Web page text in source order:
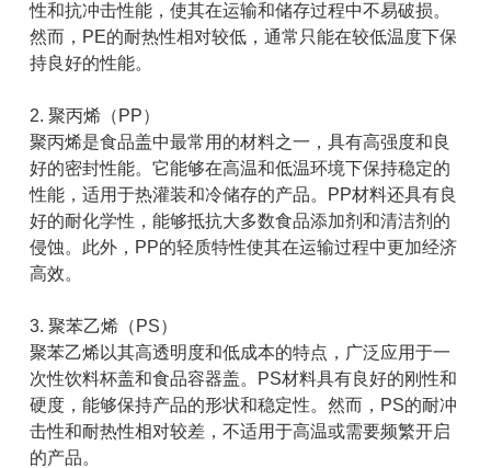
性和抗冲击性能，使其在运输和储存过程中不易破损。
然而，PE的耐热性相对较低，通常只能在较低温度下保
持良好的性能。
2. 聚丙烯（PP）
聚丙烯是食品盖中最常用的材料之一，具有高强度和良
好的密封性能。它能够在高温和低温环境下保持稳定的
性能，适用于热灌装和冷储存的产品。PP材料还具有良
好的耐化学性，能够抵抗大多数食品添加剂和清洁剂的
侵蚀。此外，PP的轻质特性使其在运输过程中更加经济
高效。
3. 聚苯乙烯（PS）
聚苯乙烯以其高透明度和低成本的特点，广泛应用于一
次性饮料杯盖和食品容器盖。PS材料具有良好的刚性和
硬度，能够保持产品的形状和稳定性。然而，PS的耐冲
击性和耐热性相对较差，不适用于高温或需要频繁开启
的产品。